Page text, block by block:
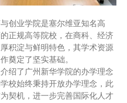
创业学院是塞尔维亚知名高
正规高等院校，在商科、经济
积淀与鲜明特色，其学术资源
奠定了坚实基础。
绍了广州新华学院的办学理念
校始终秉持开放办学理念，此
契机，进一步完善国际化人才